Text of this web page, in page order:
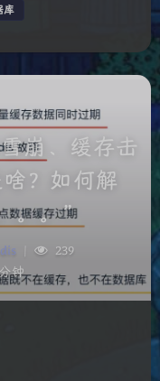
库
崩、缓存击
？如何解
。。”
239
钟